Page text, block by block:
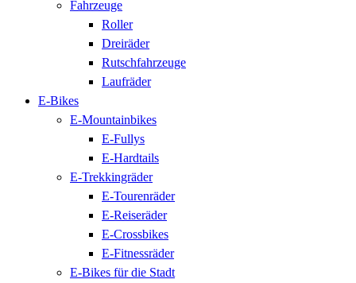
Fahrzeuge
Roller
Dreiräder
Rutschfahrzeuge
Laufräder
E-Bikes
E-Mountainbikes
E-Fullys
E-Hardtails
E-Trekkingräder
E-Tourenräder
E-Reiseräder
E-Crossbikes
E-Fitnessräder
E-Bikes für die Stadt